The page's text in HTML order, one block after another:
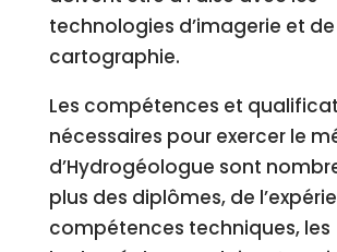
technologies d’imagerie et de
cartographie.
Les compétences et
nécessaires pour exercer le
d’Hydrogéologue sont
plus des diplômes, de
compétences techniques, les